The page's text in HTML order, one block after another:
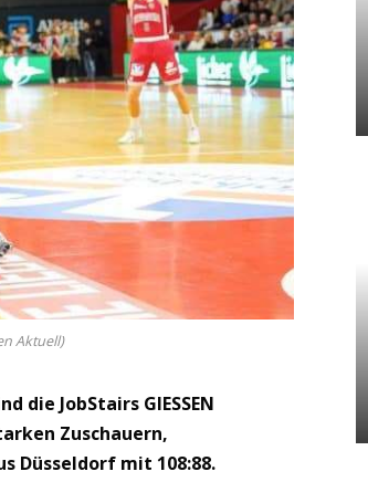
Aktuell)
die JobStairs GIESSEN
Zuschauern,
Düsseldorf mit 108:88.